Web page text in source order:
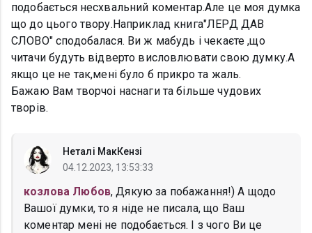
подобається несхвальний коментар.Але це моя думка
що до цього твору.Наприклад книга"ЛЕРД ДАВ
СЛОВО" сподобалася. Ви ж мабудь і чекаєте ,що
читачи будуть відверто висловлювати свою думку.А
якщо це не так,мені було б прикро та жаль.
Бажаю Вам творчоі наснаги та більше чудових
творів.
Неталі МакКензі
04.12.2023, 13:53:33
козлова Любов, Дякую за побажання!) А щодо
Вашої думки, то я ніде не писала, що Ваш
коментар мені не подобається. І з чого Ви це